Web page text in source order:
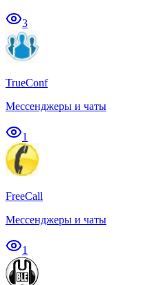
3
TrueConf
Мессенджеры и чаты
1
FreeCall
Мессенджеры и чаты
1